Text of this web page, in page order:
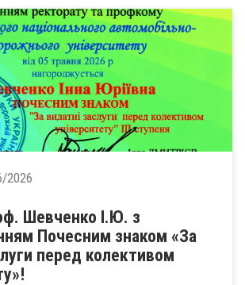
2026
Шевченко І.Ю. з
Почесним знаком «За
перед колективом